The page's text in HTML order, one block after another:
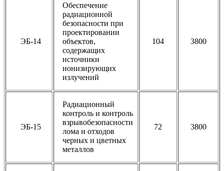
ЭБ-14
Обеспечение
радиационной
безопасности при
проектировании
объектов,
содержащих
источники
ионизирующих
излучений
104 3800
ЭБ-15
Радиационный
контроль и контроль
взрывобезопасности
лома и отходов
черных и цветных
металлов
72 3800